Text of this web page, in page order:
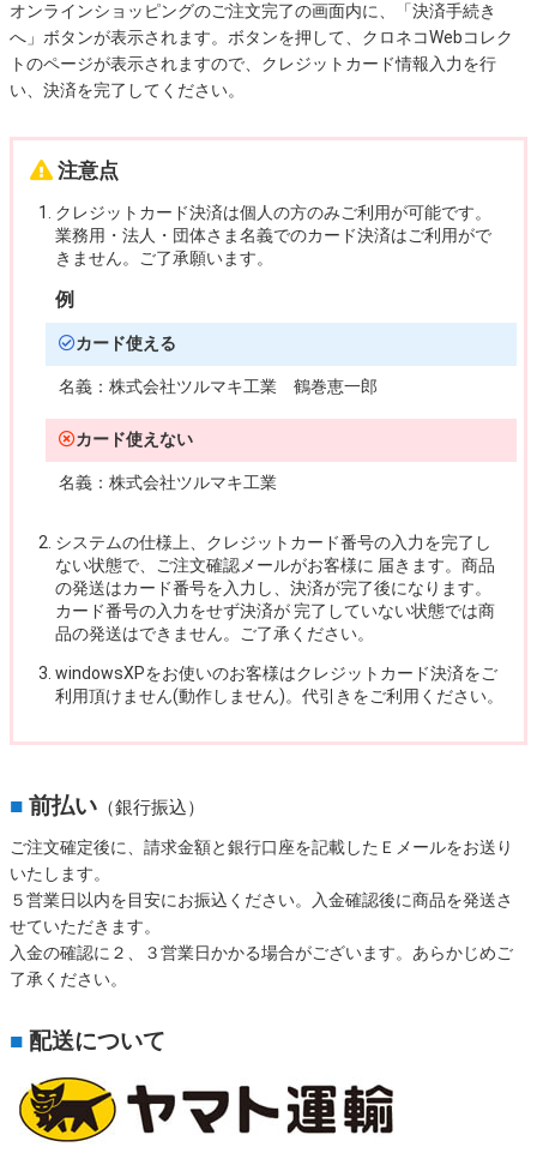
オンラインショッピングのご注文完了の画面内に、「決済手続き
へ」ボタンが表示されます。ボタンを押して、クロネコWebコレク
トのページが表示されますので、クレジットカード情報入力を行
い、決済を完了してください。
注意点
クレジットカード決済は個人の方のみご利用が可能です。
業務用・法人・団体さま名義でのカード決済はご利用がで
きません。ご了承願います。
例
カード使える
名義：株式会社ツルマキ工業 鶴巻恵一郎
カード使えない
名義：株式会社ツルマキ工業
システムの仕様上、クレジットカード番号の入力を完了し
ない状態で、ご注文確認メールがお客様に 届きます。商品
の発送はカード番号を入力し、決済が完了後になります。
カード番号の入力をせず決済が 完了していない状態では商
品の発送はできません。ご了承ください。
windowsXPをお使いのお客様はクレジットカード決済をご
利用頂けません(動作しません)。代引きをご利用ください。
■ 前払い （銀行振込）
ご注文確定後に、請求金額と銀行口座を記載したＥメールをお送り
いたします。
５営業日以内を目安にお振込ください。入金確認後に商品を発送さ
せていただきます。
入金の確認に２、３営業日かかる場合がございます。あらかじめご
了承ください。
■ 配送について